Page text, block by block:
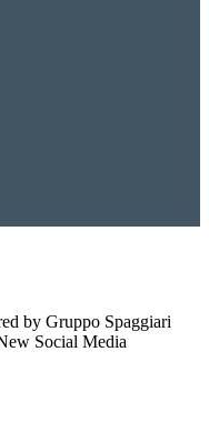
by Gruppo Spaggiari
Social Media